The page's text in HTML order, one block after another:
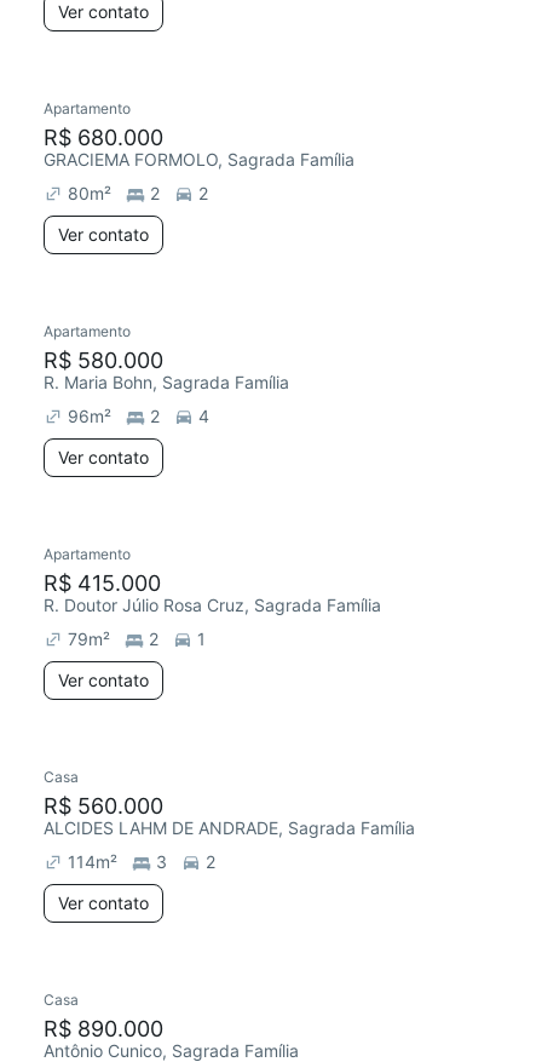
Ver contato
Apartamento
R$ 680.000
GRACIEMA FORMOLO, Sagrada Família
80m² 2
2
Ver contato
Apartamento
R$ 580.000
R. Maria Bohn, Sagrada Família
96m² 2
4
Ver contato
Apartamento
R$ 415.000
R. Doutor Júlio Rosa Cruz, Sagrada Família
79m² 2
1
Ver contato
Casa
R$ 560.000
ALCIDES LAHM DE ANDRADE, Sagrada Família
114m² 3
2
Ver contato
Casa
R$ 890.000
Antônio Cunico, Sagrada Família